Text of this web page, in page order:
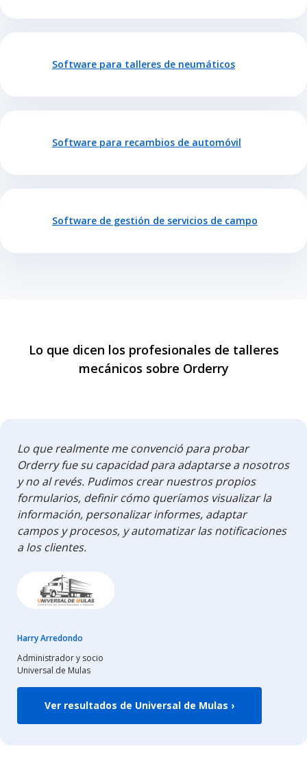
Software para talleres de neumáticos
Software para recambios de automóvil
Software de gestión de servicios de campo
Lo que dicen los profesionales de talleres
mecánicos sobre Orderry
Lo que realmente me convenció para probar
Orderry fue su capacidad para adaptarse a nosotros
y no al revés. Pudimos crear nuestros propios
formularios, definir cómo queríamos visualizar la
información, personalizar informes, adaptar
campos y procesos, y automatizar las notificaciones
a los clientes.
Harry Arredondo
Administrador y socio
Universal de Mulas
Ver resultados de Universal de Mulas ›